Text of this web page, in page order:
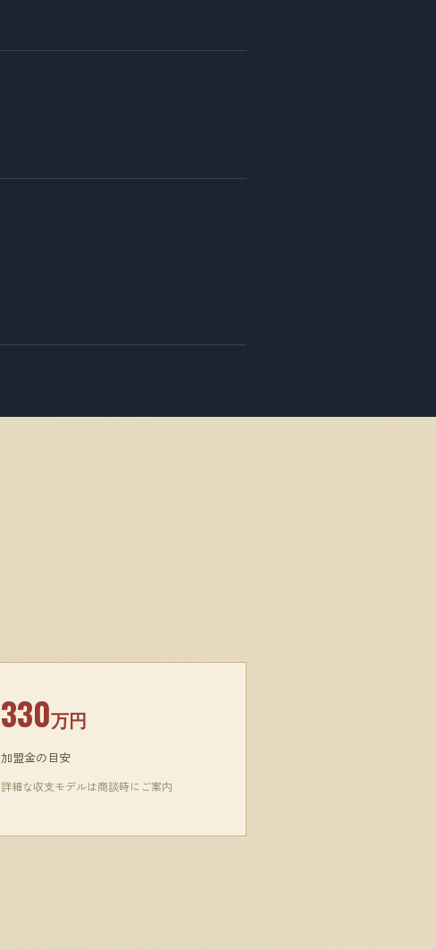
330万円
加盟金の目安
詳細な収支モデルは商談時にご案内